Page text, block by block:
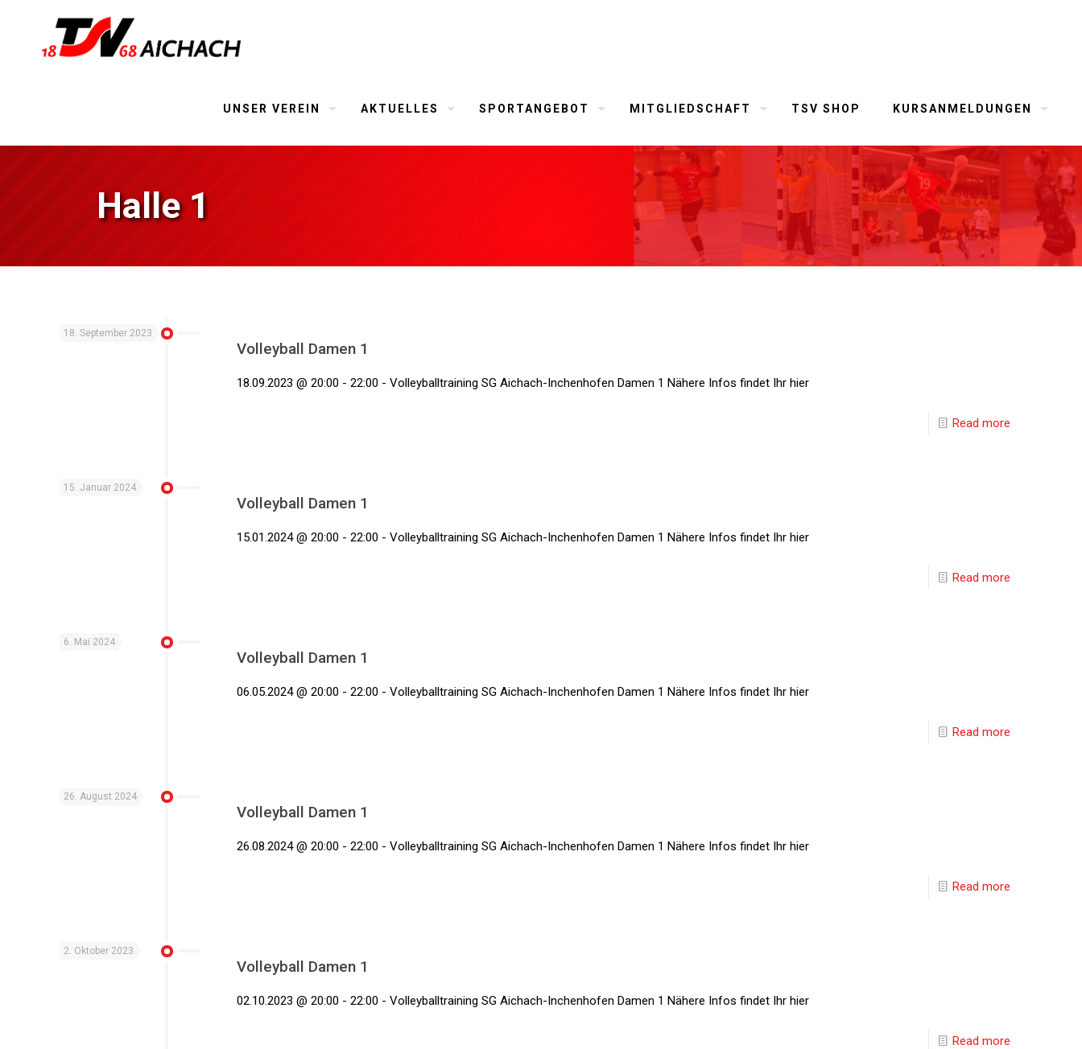
UNSER VEREIN AKTUELLES SPORTANGEBOT MITGLIEDSCHAFT TSV SHOP KURSANMELDUNGEN
Halle 1
18. September 2023
Volleyball Damen 1
18.09.2023 @ 20:00 - 22:00 - Volleyballtraining SG Aichach-Inchenhofen Damen 1 Nähere Infos findet Ihr hier
Read more
15. Januar 2024
Volleyball Damen 1
15.01.2024 @ 20:00 - 22:00 - Volleyballtraining SG Aichach-Inchenhofen Damen 1 Nähere Infos findet Ihr hier
Read more
6. Mai 2024
Volleyball Damen 1
06.05.2024 @ 20:00 - 22:00 - Volleyballtraining SG Aichach-Inchenhofen Damen 1 Nähere Infos findet Ihr hier
Read more
26. August 2024
Volleyball Damen 1
26.08.2024 @ 20:00 - 22:00 - Volleyballtraining SG Aichach-Inchenhofen Damen 1 Nähere Infos findet Ihr hier
Read more
2. Oktober 2023
Volleyball Damen 1
02.10.2023 @ 20:00 - 22:00 - Volleyballtraining SG Aichach-Inchenhofen Damen 1 Nähere Infos findet Ihr hier
Read more